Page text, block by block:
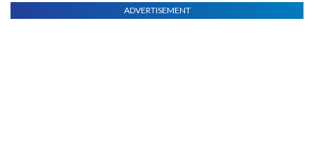
ADVERTISEMENT